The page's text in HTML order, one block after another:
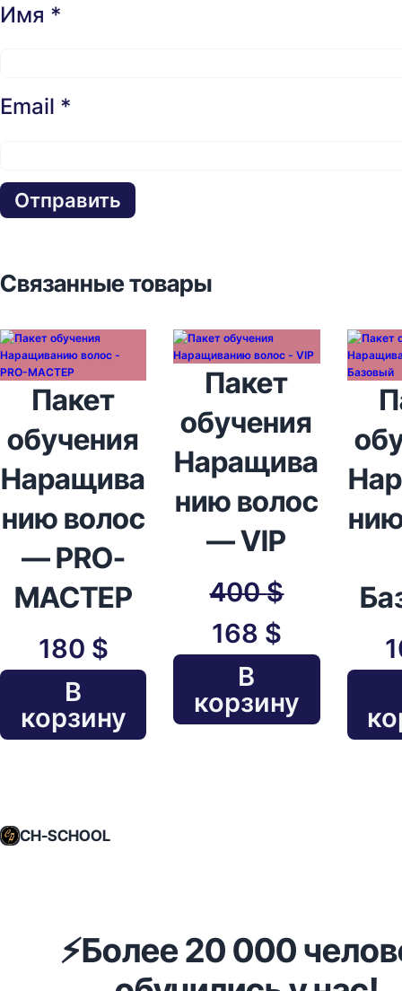
Имя *
Email *
Связанные товары
Пакет
обучения
Наращива
нию волос
— PRO-
МАСТЕР
180 $
В
корзину
Пакет
обучения
Наращива
нию волос
— VIP
400$
168 $
В
корзину
CH-SCHOOL
⚡️Более 20 000